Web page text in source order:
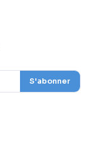
S'abonner